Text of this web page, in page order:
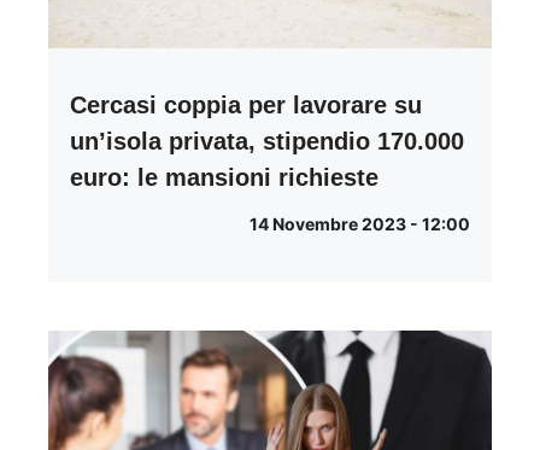
Cercasi coppia per lavorare su
un’isola privata, stipendio 170.000
euro: le mansioni richieste
14 Novembre 2023 - 12:00